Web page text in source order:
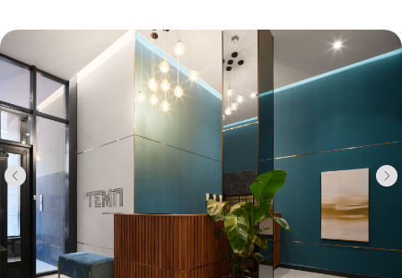
В «Темпе» все устроено так, чтобы дом не
просто стоял, а заботился о вас. Зимой
тепло — благодаря энергоэффективному
остеклению и современной системе
отопления с индивидуальной регулировкой.
Летом — прохладно и светло: широкие окна
и хорошая шумоизоляция создают
атмосферу, в которую хочется
возвращаться.
Стены — еще один уровень защиты.